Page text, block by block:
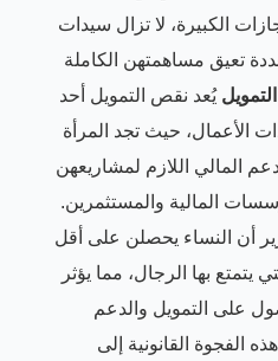
الكبيرة، لا تزال سيدات
تعيق مساهمتهن الكاملة
يُعد نقص التمويل أحد
الأعمال، حيث تجد المرأة
المالي اللازم لمشاريعهن
المالية والمستثمرين.
أن النساء يحصلن على أقل
يتمتع بها الرجال، مما يؤثر
على التمويل والدعم
الفجوة القانونية إلى